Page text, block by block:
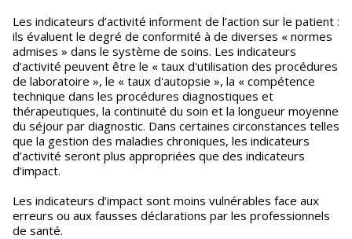
Les indicateurs d’activité informent de l’action sur le patient :
ils évaluent le degré de conformité à de diverses « normes
admises » dans le système de soins. Les indicateurs
d’activité peuvent être le « taux d'utilisation des procédures
de laboratoire », le « taux d'autopsie », la « compétence
technique dans les procédures diagnostiques et
thérapeutiques, la continuité du soin et la longueur moyenne
du séjour par diagnostic. Dans certaines circonstances telles
que la gestion des maladies chroniques, les indicateurs
d’activité seront plus appropriées que des indicateurs
d’impact.
Les indicateurs d’impact sont moins vulnérables face aux
erreurs ou aux fausses déclarations par les professionnels
de santé.